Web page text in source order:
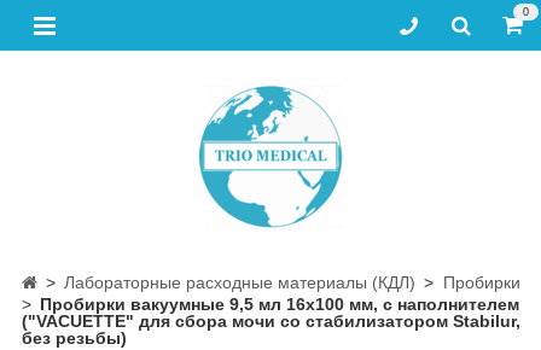
0
Лабораторные расходные материалы (КДЛ)
Пробирки
Пробирки вакуумные 9,5 мл 16х100 мм, с наполнителем
("VACUETTE" для сбора мочи со стабилизатором Stabilur,
без резьбы)